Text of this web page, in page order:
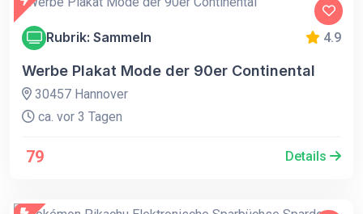
Rubrik: Sammeln 4.9
Werbe Plakat Mode der 90er Continental
30457 Hannover
ca. vor 3 Tagen
79 Details